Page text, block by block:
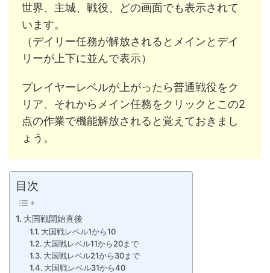
世界、主城、戦役、どの画面でも表示されて
います。
（デイリー任務が解放されるとメインとデイ
リーが上下に並んで表示）
プレイヤーレベルが上がったら普通戦役をク
リア、それからメイン任務をクリックとこの2
点の作業で機能解放されると覚えておきまし
ょう。
目次
大国戦開始直後
大国戦レベル1から10
大国戦レベル11から20まで
大国戦レベル21から30まで
大国戦レベル31から40